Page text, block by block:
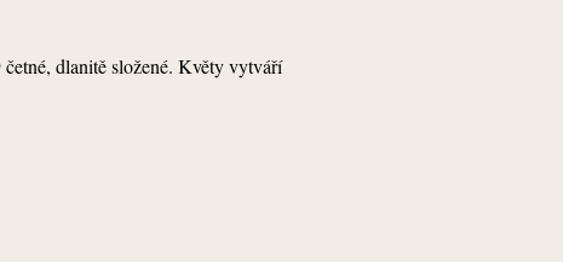
dlanitě složené. Květy vytváří